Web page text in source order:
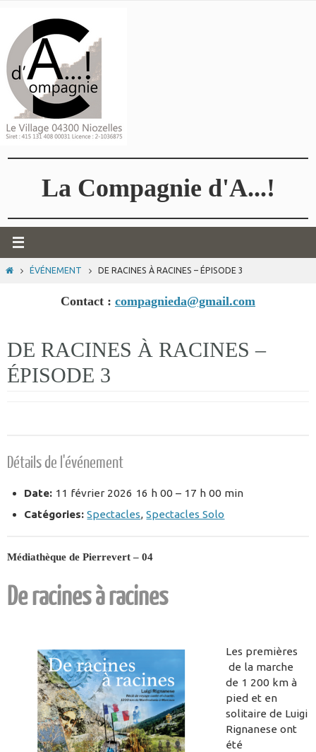
contenu
La Compagnie d'A...!
HOMEÉVÉNEMENT DE RACINES À RACINES – ÉPISODE 3
Contact : compagnieda@gmail.com
DE RACINES À RACINES –
ÉPISODE 3
Détails de l'événement
Date: 11 février 2026 16 h 00 – 17 h 00 min
Catégories: Spectacles,Spectacles Solo
Médiathèque de Pierrevert – 04
De racines à racines
Les premières
de la marche
de 1 200 km à
pied et en
solitaire de Luigi
Rignanese ont
été